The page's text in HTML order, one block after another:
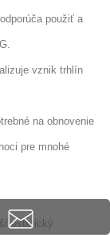
použiť a
vznik trhlín
na obnovenie
pre mnohé
estetický